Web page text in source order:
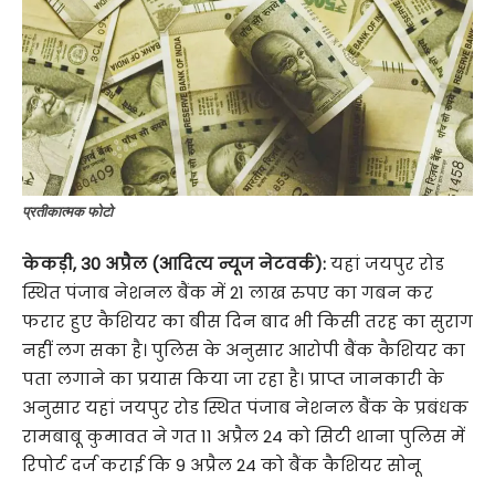
प्रतीकात्मक फोटो
केकड़ी, 30 अप्रैल (आदित्य न्यूज नेटवर्क):यहां जयपुर रोड
स्थित पंजाब नेशनल बैंक में 21 लाख रुपए का गबन कर
फरार हुए कैशियर का बीस दिन बाद भी किसी तरह का सुराग
नहीं लग सका है। पुलिस के अनुसार आरोपी बैंक कैशियर का
पता लगाने का प्रयास किया जा रहा है। प्राप्त जानकारी के
अनुसार यहां जयपुर रोड स्थित पंजाब नेशनल बैंक के प्रबंधक
रामबाबू कुमावत ने गत 11 अप्रैल 24 को सिटी थाना पुलिस में
रिपोर्ट दर्ज कराई कि 9 अप्रैल 24 को बैंक कैशियर सोनू